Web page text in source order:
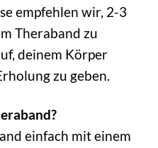
empfehlen wir, 2-3
Theraband zu
deinem Körper
zu geben.
einfach mit einem